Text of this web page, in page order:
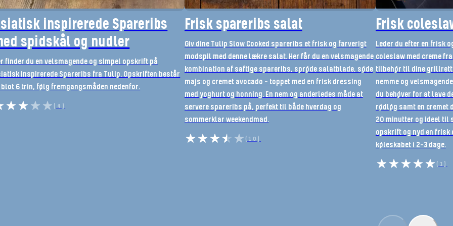
inspirerede Spareribs
spidskål og nudler
finder du en velsmagende og simpel opskrift på
inspirerede Spareribs fra Tulip. Opskriften består
6 trin, følg fremgangsmåden nedenfor.
(4)
Frisk spareribs salat
Giv dine Tulip Slow Cooked spareribs et frisk og farverigt
modspil med denne lækre salat. Her får du en velsmagende
kombination af saftige spareribs, sprøde salatblade, søde
majs og cremet avocado – toppet med en frisk dressing
med yoghurt og honning. En nem og anderledes måde at
servere spareribs på, perfekt til både hverdag og
sommerklar weekendmad.
(10)
Frisk
Leder du efter en frisk
coleslaw med creme
tilbehør til dine
nemme og
du behøver for at lave
rødløg samt en cremet
20 minutter og ideel til
opskrift og nyd en frisk
køleskabet i 2-3 dage.
(1)